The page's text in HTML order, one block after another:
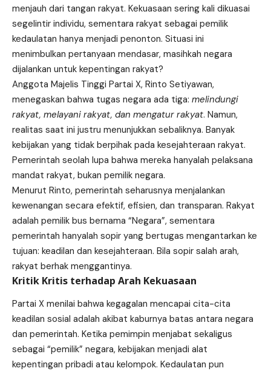
menjauh dari tangan rakyat. Kekuasaan sering kali dikuasai
segelintir individu, sementara rakyat sebagai pemilik
kedaulatan hanya menjadi penonton. Situasi ini
menimbulkan pertanyaan mendasar, masihkah negara
dijalankan untuk kepentingan rakyat?
Anggota Majelis Tinggi Partai X, Rinto Setiyawan,
menegaskan bahwa tugas negara ada tiga: melindungi
rakyat, melayani rakyat, dan mengatur rakyat. Namun,
realitas saat ini justru menunjukkan sebaliknya. Banyak
kebijakan yang tidak berpihak pada kesejahteraan rakyat.
Pemerintah seolah lupa bahwa mereka hanyalah pelaksana
mandat rakyat, bukan pemilik negara.
Menurut Rinto, pemerintah seharusnya menjalankan
kewenangan secara efektif, efisien, dan transparan. Rakyat
adalah pemilik bus bernama “Negara”, sementara
pemerintah hanyalah sopir yang bertugas mengantarkan ke
tujuan: keadilan dan kesejahteraan. Bila sopir salah arah,
rakyat berhak menggantinya.
Kritik Kritis terhadap Arah Kekuasaan
Partai X menilai bahwa kegagalan mencapai cita-cita
keadilan sosial adalah akibat kaburnya batas antara negara
dan pemerintah. Ketika pemimpin menjabat sekaligus
sebagai “pemilik” negara, kebijakan menjadi alat
kepentingan pribadi atau kelompok. Kedaulatan pun